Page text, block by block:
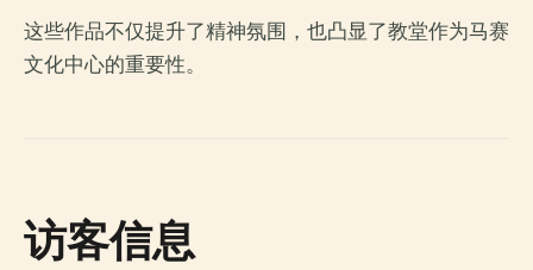
这些作品不仅提升了精神氛围，也凸显了教堂作为马赛
文化中心的重要性。
访客信息